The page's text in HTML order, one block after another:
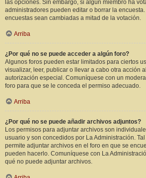
las opciones. Sin embargo, si algún miembro ha
administradores pueden editar o borrar la
encuestas sean cambiadas a mitad de la votación.
Arriba
¿Por qué no se puede acceder a algún foro?
Algunos foros pueden estar limitados para ciertos
visualizar, leer, publicar o llevar a cabo otra acción
autorización especial. Comuníquese con un
foro para que se le conceda el permiso adecuado.
Arriba
¿Por qué no se puede añadir archivos adjuntos?
Los permisos para adjuntar archivos son
usuario y son concedidos por La Administración.
permite adjuntar archivos en el foro en que se
pueden hacerlo. Comuníquese con La
qué no puede adjuntar archivos.